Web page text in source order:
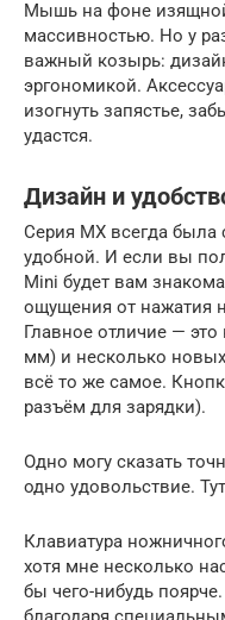
Мышь на фоне
массивностью. Но у
важный козырь:
эргономикой.
изогнуть запястье,
удастся.
Дизайн и
Серия MX всегда
удобной. И если вы
Mini будет вам
ощущения от нажатия
Главное отличие —
мм) и несколько
всё то же самое.
разъём для зарядки).
Одно могу сказать
одно удовольствие.
Клавиатура
хотя мне несколько
бы чего-нибудь